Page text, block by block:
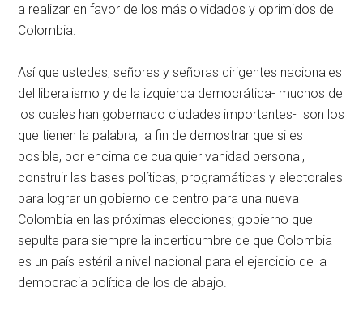
a realizar en favor de los más olvidados y oprimidos de
Colombia.
Así que ustedes, señores y señoras dirigentes nacionales
del liberalismo y de la izquierda democrática- muchos de
los cuales han gobernado ciudades importantes- son los
que tienen la palabra, a fin de demostrar que si es
posible, por encima de cualquier vanidad personal,
construir las bases políticas, programáticas y electorales
para lograr un gobierno de centro para una nueva
Colombia en las próximas elecciones; gobierno que
sepulte para siempre la incertidumbre de que Colombia
es un país estéril a nivel nacional para el ejercicio de la
democracia política de los de abajo.